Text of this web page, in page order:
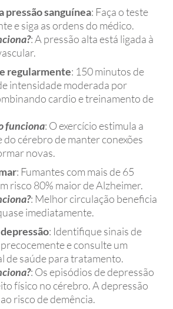
pressão sanguínea: Faça o teste
e siga as ordens do médico.
: A pressão alta está ligada à
regularmente: 150 minutos de
intensidade moderada por
cardio e treinamento de
funciona: O exercício estimula a
do cérebro de manter conexões
novas.
: Fumantes com mais de 65
risco 80% maior de Alzheimer.
: Melhor circulação beneficia
imediatamente.
: Identifique sinais de
e consulte um
de saúde para tratamento.
: Os episódios de depressão
físico no cérebro. A depressão
risco de demência.